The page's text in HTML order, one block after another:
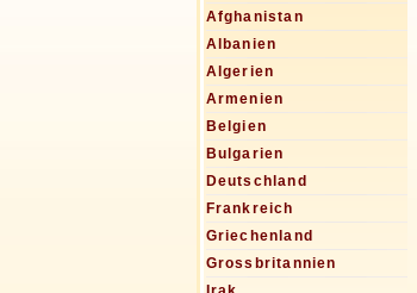
Afghanistan
Albanien
Algerien
Armenien
Belgien
Bulgarien
Deutschland
Frankreich
Griechenland
Grossbritannien